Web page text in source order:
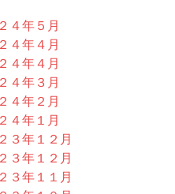
４年５月
４年４月
４年４月
４年３月
４年２月
４年１月
３年１２月
３年１２月
３年１１月